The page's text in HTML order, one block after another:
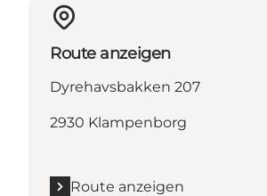
Route anzeigen
Dyrehavsbakken 207
2930 Klampenborg
Route anzeigen